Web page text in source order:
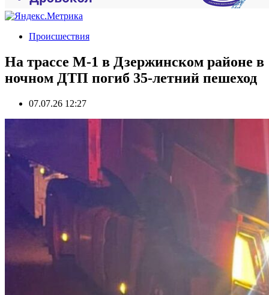
Происшествия
На трассе М-1 в Дзержинском районе в
ночном ДТП погиб 35-летний пешеход
07.07.26 12:27